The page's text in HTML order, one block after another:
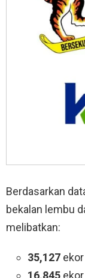
Berdasarkan
bekalan lembu
melibatkan:
35,127
16,845